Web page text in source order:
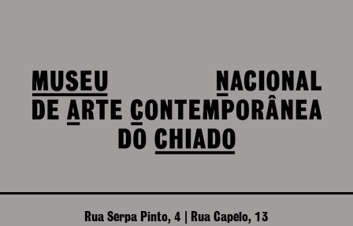
Rua Serpa Pinto, 4 | Rua Capelo, 13